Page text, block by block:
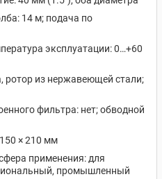
14 м; подача по
эксплуатации: 0…+60
ротор из нержавеющей стали;
фильтра: нет; обводной
× 210 мм
применения: для
промышленный